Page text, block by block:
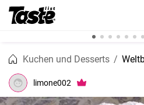
Kuchen und Desserts
limone002